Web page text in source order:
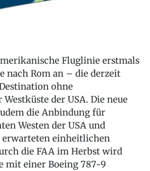
Fluglinie erstmals
nach Rom an – die derzeit
ohne
der USA. Die neue
die Anbindung für
Westen der USA und
erwarteten einheitlichen
die FAA im Herbst wird
mit einer Boeing 787-9